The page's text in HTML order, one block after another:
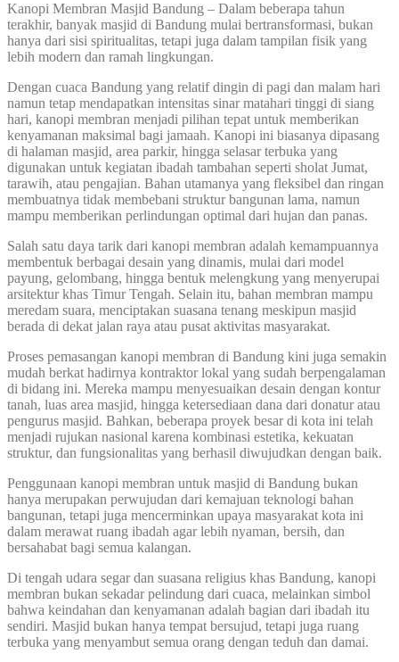
Kanopi Membran Masjid Bandung – Dalam beberapa tahun
terakhir, banyak masjid di Bandung mulai bertransformasi, bukan
hanya dari sisi spiritualitas, tetapi juga dalam tampilan fisik yang
lebih modern dan ramah lingkungan.
Dengan cuaca Bandung yang relatif dingin di pagi dan malam hari
namun tetap mendapatkan intensitas sinar matahari tinggi di siang
hari, kanopi membran menjadi pilihan tepat untuk memberikan
kenyamanan maksimal bagi jamaah. Kanopi ini biasanya dipasang
di halaman masjid, area parkir, hingga selasar terbuka yang
digunakan untuk kegiatan ibadah tambahan seperti sholat Jumat,
tarawih, atau pengajian. Bahan utamanya yang fleksibel dan ringan
membuatnya tidak membebani struktur bangunan lama, namun
mampu memberikan perlindungan optimal dari hujan dan panas.
Salah satu daya tarik dari kanopi membran adalah kemampuannya
membentuk berbagai desain yang dinamis, mulai dari model
payung, gelombang, hingga bentuk melengkung yang menyerupai
arsitektur khas Timur Tengah. Selain itu, bahan membran mampu
meredam suara, menciptakan suasana tenang meskipun masjid
berada di dekat jalan raya atau pusat aktivitas masyarakat.
Proses pemasangan kanopi membran di Bandung kini juga semakin
mudah berkat hadirnya kontraktor lokal yang sudah berpengalaman
di bidang ini. Mereka mampu menyesuaikan desain dengan kontur
tanah, luas area masjid, hingga ketersediaan dana dari donatur atau
pengurus masjid. Bahkan, beberapa proyek besar di kota ini telah
menjadi rujukan nasional karena kombinasi estetika, kekuatan
struktur, dan fungsionalitas yang berhasil diwujudkan dengan baik.
Penggunaan kanopi membran untuk masjid di Bandung bukan
hanya merupakan perwujudan dari kemajuan teknologi bahan
bangunan, tetapi juga mencerminkan upaya masyarakat kota ini
dalam merawat ruang ibadah agar lebih nyaman, bersih, dan
bersahabat bagi semua kalangan.
Di tengah udara segar dan suasana religius khas Bandung, kanopi
membran bukan sekadar pelindung dari cuaca, melainkan simbol
bahwa keindahan dan kenyamanan adalah bagian dari ibadah itu
sendiri. Masjid bukan hanya tempat bersujud, tetapi juga ruang
terbuka yang menyambut semua orang dengan teduh dan damai.